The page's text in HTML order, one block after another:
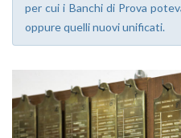
per cui i Banchi di Prova
oppure quelli nuovi unificati.